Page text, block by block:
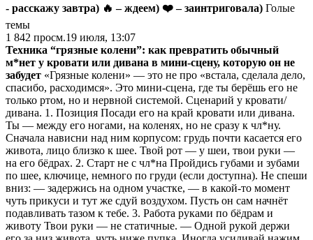
- расскажу завтра) 🔥 – ждеем) ❤️ – заинтриговала) Голые
темы
1 842 просм.19 июля, 13:07
Техника “грязные колени”: как превратить обычный
м*нет у кровати или дивана в мини-сцену, которую он не
забудет «Грязные колени» — это не про «встала, сделала дело,
спасибо, расходимся». Это мини-сцена, где ты берёшь его не
только ртом, но и нервной системой. Сценарий у кровати/
дивана. 1. Позиция Посади его на край кровати или дивана.
Ты — между его ногами, на коленях, но не сразу к чл*ну.
Сначала нависни над ним корпусом: грудь почти касается его
живота, лицо близко к шее. Твой рот — у шеи, твои руки —
на его бёдрах. 2. Старт не с чл*на Пройдись губами и зубами
по шее, ключице, немного по груди (если доступна). Не спеши
вниз: — задержись на одном участке, — в какой‑то момент
чуть прикуси и тут же сдуй воздухом. Пусть он сам начнёт
подавливать тазом к тебе. 3. Работа руками по бёдрам и
животу Твои руки — не статичные. — Одной рукой держи